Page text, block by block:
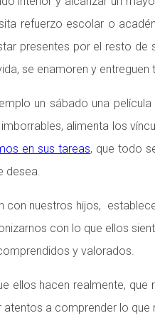
refuerzo escolar o
presentes por el resto
se enamoren y
un sábado una
alimenta los
en sus tareas, que todo
desea.
nuestros hijos,
con lo que ellos
y valorados.
ellos hacen realmente,
a comprender lo